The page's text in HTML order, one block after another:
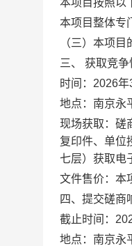
本项目按照以
本项目整体专
（三） 本项目
三、
获取竞争
时间： 2026年
地点：南京永
现场获取：磋
复印件、单位
七层）获取电
文件售价：本
四、 提交磋商
截止时间：
地点：南京永